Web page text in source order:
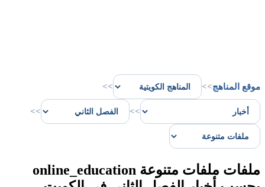
موقع المناهج>>
>>
>>
>>
ملفات ملفات متنوعة online_education